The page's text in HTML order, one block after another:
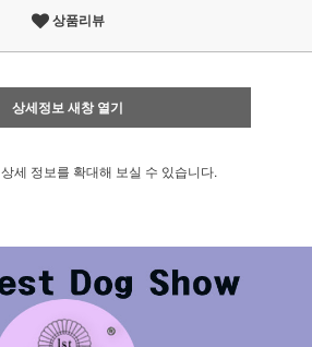
상품리뷰
상세정보 새창 열기
상세 정보를 확대해 보실 수 있습니다.